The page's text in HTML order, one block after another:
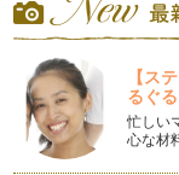
夏野菜を涼しく食
夏野菜がおいしい
ち溢れていて、食
とうもろこしをま
野菜売り場にとう
しの旬は6月～9月
【ス
るぐ
忙しい
心な材